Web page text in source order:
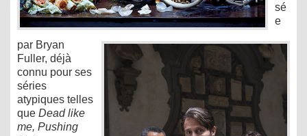
sé
e
par Bryan
Fuller, déjà
connu pour ses
séries
atypiques telles
que Dead like
me, Pushing